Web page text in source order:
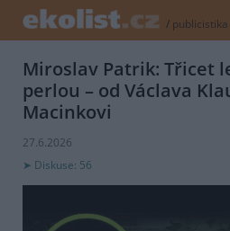
/ publicistika
Miroslav Patrik: Třicet
perlou – od Václava
Macinkovi
27.6.2026
Diskuse: 56